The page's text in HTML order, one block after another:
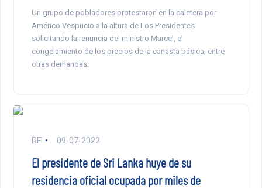
Un grupo de pobladores protestaron en la caletera por
Américo Vespucio a la altura de Los Presidentes
solicitando la renuncia del ministro Marcel, el
congelamiento de los precios de la canasta básica, entre
otras demandas.
RFI 09-07-2022
El presidente de Sri Lanka huye de su
residencia oficial ocupada por miles de